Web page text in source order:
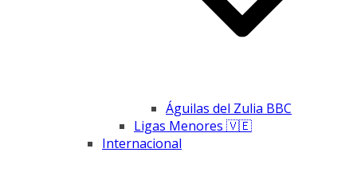
Águilas del Zulia BBC
Ligas Menores 🇻🇪
Internacional